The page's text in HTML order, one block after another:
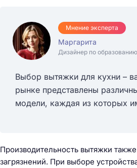
Мнение эксперта
Маргарита
Дизайнер по
Выбор вытяжки для кухни –
рынке представлены
модели, каждая из которых
Производительность вытяжки
загрязнений. При выборе